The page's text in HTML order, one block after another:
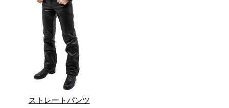
ストレートパンツ